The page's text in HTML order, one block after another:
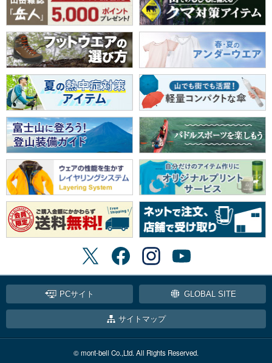
PCサイト GLOBAL SITE
サイトマップ
© mont-bell Co.,Ltd. All Rights Reserved.